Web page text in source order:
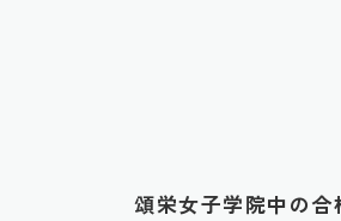
頌栄女子学院中の